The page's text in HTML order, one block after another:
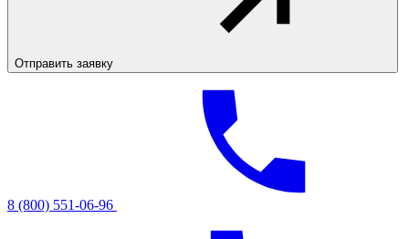
Отправить заявку
8 (800) 551-06-96